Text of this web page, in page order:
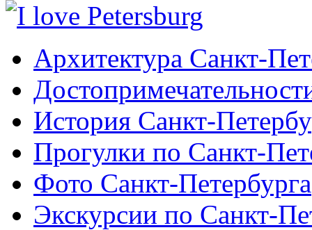
Архитектура Санкт-
История Санкт-
Прогулки по Санкт-
Фото Санкт-Петербурга
Экскурсии по Санкт-